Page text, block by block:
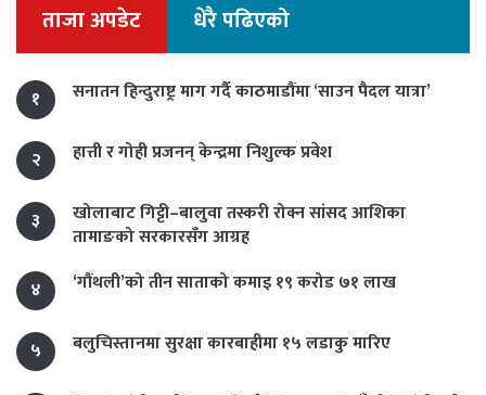
ताजा अपडेट धेरै पढिएको
१ सनातन हिन्दुराष्ट्र माग गर्दै काठमाडौंमा ‘साउन पैदल यात्रा’
२ हात्ती र गोही प्रजनन् केन्द्रमा निशुल्क प्रवेश
३
खोलाबाट गिट्टी–बालुवा तस्करी रोक्न सांसद आशिका
तामाङको सरकारसँग आग्रह
४
‘गौंथली’को तीन साताको कमाइ १९ करोड ७१ लाख
५ बलुचिस्तानमा सुरक्षा कारबाहीमा १५ लडाकु मारिए